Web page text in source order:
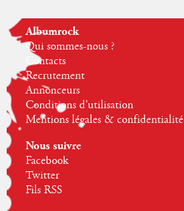
Albumrock
Qui sommes-nous ?
Contacts
Recrutement
Annonceurs
Conditions d'utilisation
Mentions légales & confidentialité
Nous suivre
Facebook
Twitter
Fils RSS